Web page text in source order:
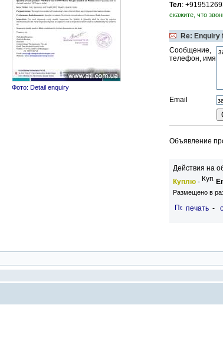
Фото: Detail enquiry
Тел:
скажите, что
Re: Enquiry
Сообщение,
телефон, имя
Email
Объявление
Действия на
Куплю -
Размещено в
печать -